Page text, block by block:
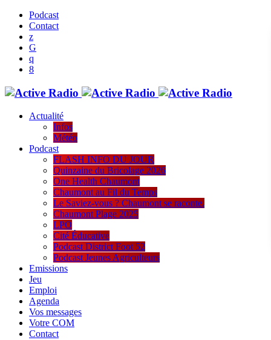
Podcast
Contact
Actualité
Infos
Météo
Podcast
FLASH INFO DU JOUR
Quinzaine du Bricolage 2026
One Health Chaumont
Chaumont au Fil du Temps
Le Saviez-vous ? Chaumont se raconte.
Chaumont Plage 2025
LPO
Cité Éducative
Podcast District Foot 52
Podcast Jeunes Agriculteurs
Emissions
Jeu
Emploi
Agenda
Vos messages
Votre COM
Contact